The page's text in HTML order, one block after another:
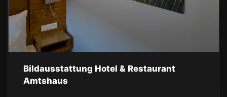
Bildausstattung Hotel & Restaurant
Amtshaus